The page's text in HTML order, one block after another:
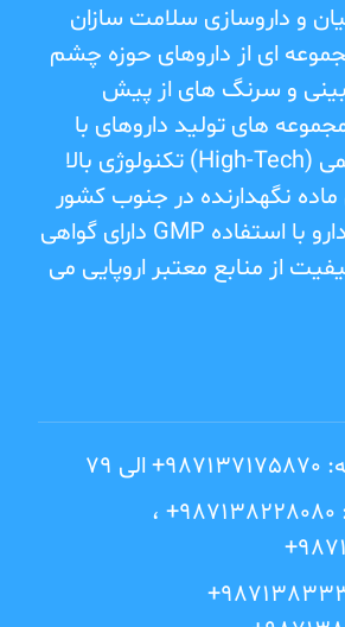
79
تلفن دفتر : 987138228080+ ،
فکس: 987138333131+
و داروسازی سلامت سازان
ای از داروهای حوزه چشم
و سرنگ های از پیش
های تولید داروهای با
تکنولوژی بالا (High-Tech)
نگهدارنده در جنوب کشور
دارای گواهی GMP با استفاده
از منابع معتبر اروپایی می